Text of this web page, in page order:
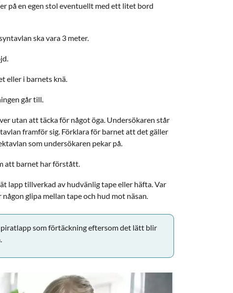
på en egen stol eventuellt med ett litet bord
ska vara 3 meter.
eller i barnets knä.
går till.
utan att täcka för något öga. Undersökaren står
framför sig. Förklara för barnet att det gäller
som undersökaren pekar på.
att barnet har förstått.
lapp tillverkad av hudvänlig tape eller häfta. Var
glipa mellan tape och hud mot näsan.
som förtäckning eftersom det lätt blir